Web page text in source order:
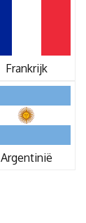
Frankrijk
Argentinië